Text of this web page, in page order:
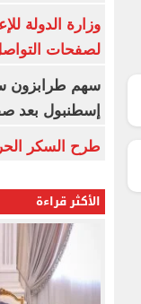
وزارة الدولة
لصفحات
إسطنبول بعد
طرح السكر الحر اليوم
الأكثر قراءة